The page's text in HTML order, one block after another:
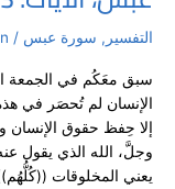
التفسير , سورة عبس /
سبق معَكُم في الجمعة
الإنسان لم تُحصَر في
إلا حِفظ حقوق الإنسان
وجلَّ، الله الذي يقول
يعني المخلوقات
التفسير
والتربية
–
سورة
عبس،
الآيات:
3-